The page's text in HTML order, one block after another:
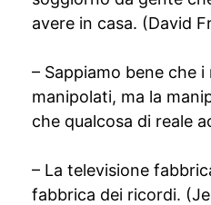
avere in casa. (David
– Sappiamo bene che
manipolati, ma la
che qualcosa di reale
– La televisione
fabbrica dei ricordi.